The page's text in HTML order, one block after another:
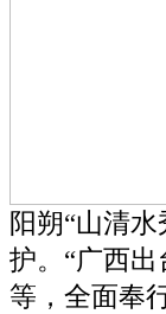
阳朔“山清
护。“广西
等，全面奉